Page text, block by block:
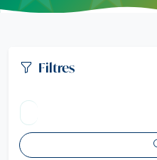
Filtres